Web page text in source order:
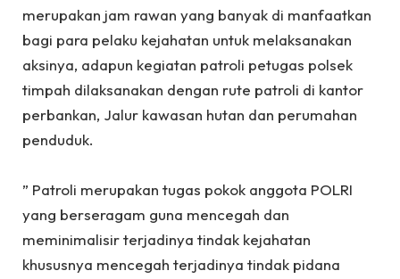
merupakan jam rawan yang banyak di manfaatkan
bagi para pelaku kejahatan untuk melaksanakan
aksinya, adapun kegiatan patroli petugas polsek
timpah dilaksanakan dengan rute patroli di kantor
perbankan, Jalur kawasan hutan dan perumahan
penduduk.
‎” Patroli merupakan tugas pokok anggota POLRI
yang berseragam guna mencegah dan
meminimalisir terjadinya tindak kejahatan
khususnya mencegah terjadinya tindak pidana